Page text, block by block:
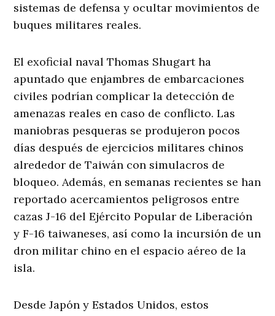
sistemas de defensa y ocultar movimientos de
buques militares reales.
El exoficial naval Thomas Shugart ha
apuntado que enjambres de embarcaciones
civiles podrían complicar la detección de
amenazas reales en caso de conflicto. Las
maniobras pesqueras se produjeron pocos
días después de ejercicios militares chinos
alrededor de Taiwán con simulacros de
bloqueo. Además, en semanas recientes se han
reportado acercamientos peligrosos entre
cazas J-16 del Ejército Popular de Liberación
y F-16 taiwaneses, así como la incursión de un
dron militar chino en el espacio aéreo de la
isla.
Desde Japón y Estados Unidos, estos